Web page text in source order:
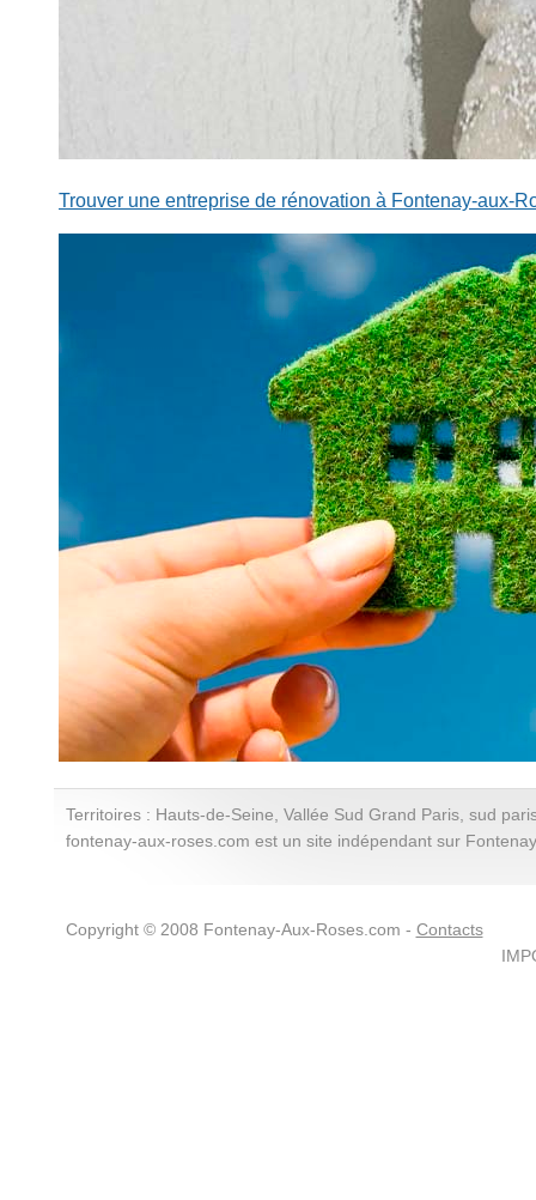
Trouver une entreprise de rénovation à Fontenay-aux-
Territoires : Hauts-de-Seine, Vallée Sud Grand Paris, sud
fontenay-aux-roses.com est un site indépendant sur
Copyright © 2008 Fontenay-Aux-Roses.com - Contacts